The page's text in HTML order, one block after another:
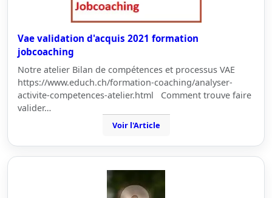
Vae validation d'acquis 2021 formation
jobcoaching
Notre atelier Bilan de compétences et processus VAE
https://www.educh.ch/formation-coaching/analyser-
activite-competences-atelier.html Comment trouve faire
valider…
Voir l'Article